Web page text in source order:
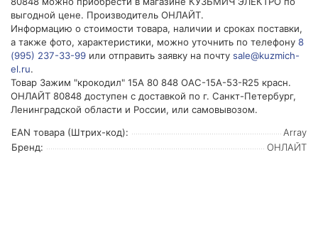
выгодной цене. Производитель ОНЛАЙТ.
Информацию о стоимости товара, наличии и сроках поставки,
а также фото, характеристики, можно уточнить по телефону 8
(995) 237-33-99 или отправить заявку на почту sale@kuzmich-
el.ru.
Товар Зажим "крокодил" 15А 80 848 OAC-15A-53-R25 красн.
ОНЛАЙТ 80848 доступен с доставкой по г. Санкт-Петербург,
Ленинградской области и России, или самовывозом.
EAN товара (Штрих-код):
Array
Бренд:
ОНЛАЙТ